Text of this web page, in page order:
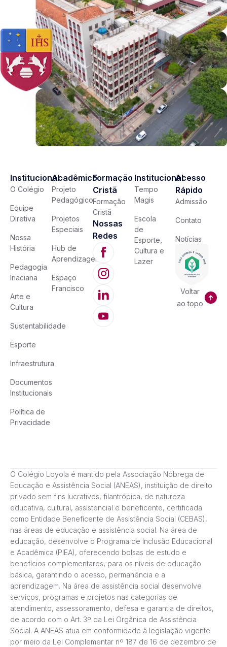
Institucional
O Colégio
Equipe
Diretiva
Nossa
História
Pedagogia
Inaciana
Arte e
Cultura
Sustentabilidade
Esporte
Infraestrutura
Documentos
Institucionais
Política de
Privacidade
Acadêmico
Projeto
Pedagógico
Projetos
Especiais
Hub de
Aprendizagem
Espaço
Francisco
Formação
Cristã
Formação
Cristã
Nossas
Redes
Institucional
Tempo
Magis
Escola
de
Esporte,
Cultura e
Lazer
Acesso
Rápido
Admissão
Contato
Notícias
Voltar
ao topo
O Colégio Loyola é mantido pela Associação Nóbrega de
Educação e Assistência Social (ANEAS), instituição de direito
privado sem fins lucrativos, filantrópica, de natureza
educativa, cultural, assistencial e beneficente, certificada
como Entidade Beneficente de Assistência Social (CEBAS),
nas áreas de educação e assistência social. Na área de
educação, desenvolve o Programa de Inclusão Educacional
e Acadêmica (PIEA), oferecendo bolsas de estudo e
benefícios complementares, para os níveis de educação
básica, garantindo o acesso, permanência e a
aprendizagem. Na área de assistência social desenvolve
serviços, programas e projetos nas categorias de
atendimento, assessoramento, defesa e garantia de direitos,
de acordo com o Art. 3º da Lei Orgânica de Assistência
Social. A ANEAS atua em conformidade à legislação vigente
por meio da Lei Complementar nº 187 de 16 de dezembro de